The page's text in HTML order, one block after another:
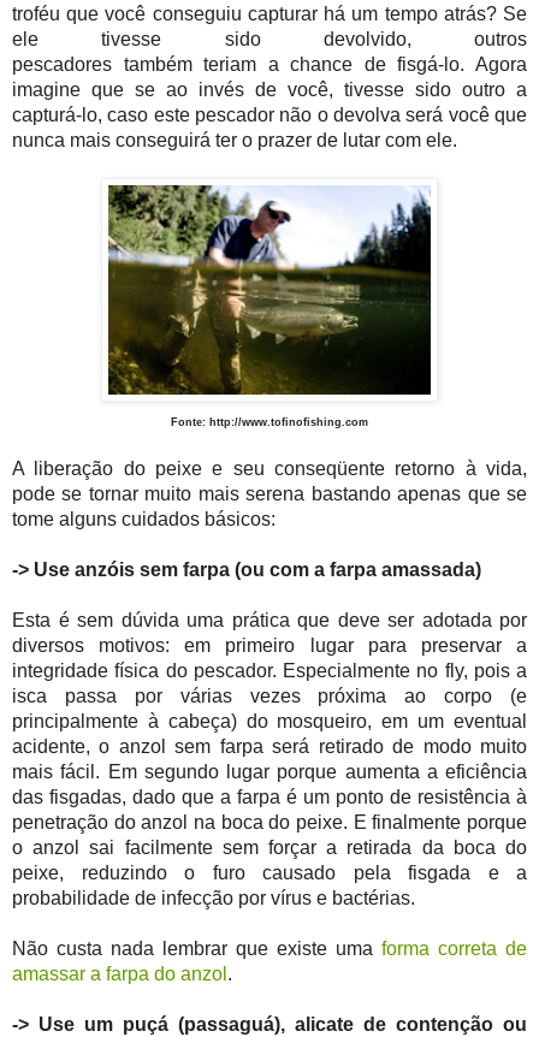
troféu que você conseguiu capturar há um tempo atrás? Se
ele tivesse sido devolvido, outros
pescadores tambémteriam a chance de fisgá-lo. Agora
imagine que se ao invés de você, tivesse sido outro a
capturá-lo, caso este pescador não o devolva será você que
nunca mais conseguirá ter o prazer de lutar com ele.
Fonte: http://www.tofinofishing.com
A liberação do peixe e seu conseqüente retorno à vida,
pode se tornar muito mais serena bastando apenas que se
tome alguns cuidados básicos:
-> Use anzóis sem farpa (ou com a farpa amassada)
Esta é sem dúvida uma prática que deve ser adotada por
diversos motivos: em primeiro lugar para preservar a
integridade física do pescador. Especialmente no fly, pois a
isca passa por várias vezes próxima ao corpo (e
principalmente à cabeça) do mosqueiro, em um eventual
acidente, o anzol sem farpa será retirado de modo muito
mais fácil. Em segundo lugar porque aumenta a eficiência
das fisgadas, dado que a farpa é um ponto de resistência à
penetração do anzol na boca do peixe. E finalmente porque
o anzol sai facilmente sem forçar a retirada da boca do
peixe, reduzindo o furo causado pela fisgada e a
probabilidade de infecção por vírus e bactérias.
Não custa nada lembrar que existe uma forma correta de
amassar a farpa do anzol .
-> Use um puçá (passaguá), alicate de contenção ou